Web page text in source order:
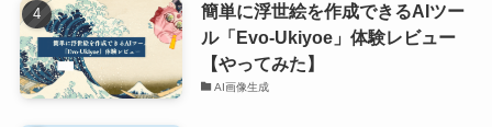
簡単に浮世絵を作成できるAIツー
ル「Evo-Ukiyoe」体験レビュー
【やってみた】
AI画像生成